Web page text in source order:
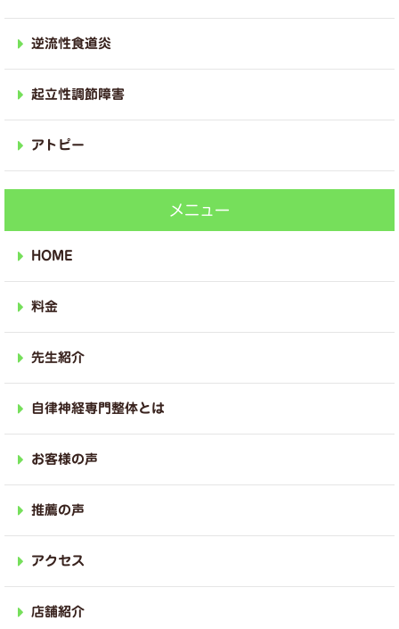
逆流性食道炎
起立性調節障害
アトピー
メニュー
HOME
料金
先生紹介
自律神経専門整体とは
お客様の声
推薦の声
アクセス
店舗紹介